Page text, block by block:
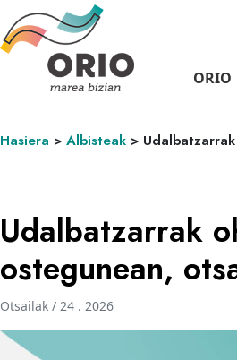
ORIO
Hasiera > Albisteak >
Udalbatzarrak
ostegunean,
Otsailak / 24 . 2026